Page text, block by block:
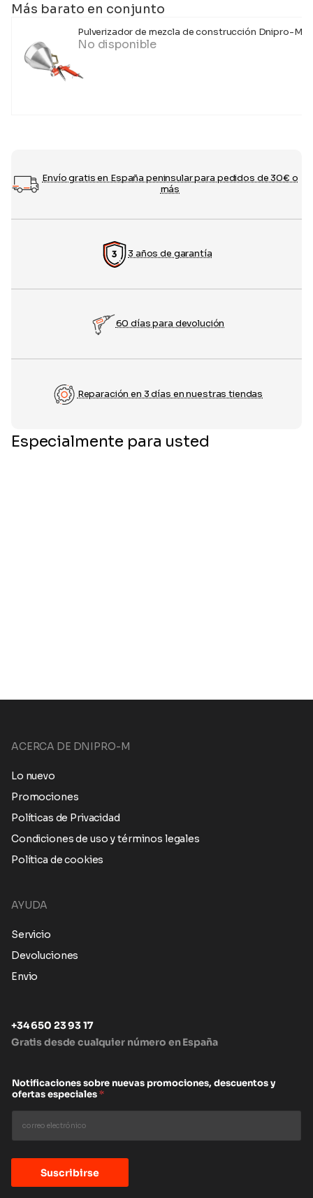
Más barato en conjunto
Pulverizador de mezcla de construcción Dnipro-M
No disponible
Envío gratis en España peninsular para pedidos de 30€ o
más
3 años de garantía
60 días para devolución
Reparación en 3 días en nuestras tiendas
Especialmente para usted
ACERCA DE DNIPRO-M
Lo nuevo
Promociones
Políticas de Privacidad
Condiciones de uso y términos legales
Política de cookies
AYUDA
Servicio
Devoluciones
Envio
+34 650 23 93 17
Gratis desde cualquier número en España
Notificaciones sobre nuevas promociones, descuentos y
ofertas especiales*
Suscribirse